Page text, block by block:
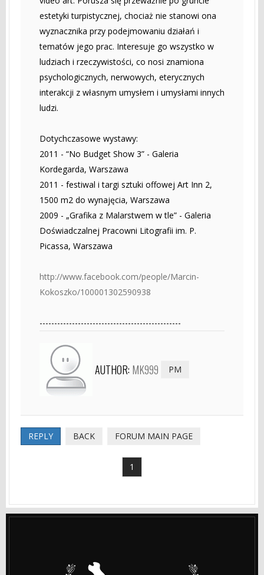
estetyki turpistycznej, chociaż nie stanowi ona
wyznacznika przy podejmowaniu działań i
tematów jego prac. Interesuje go wszystko w
ludziach i rzeczywistości, co nosi znamiona
psychologicznych, nerwowych, eterycznych
interakcji z własnym umysłem i umysłami innych
ludzi.
Dotychczasowe wystawy:
2011 - “No Budget Show 3” - Galeria
Kordegarda, Warszawa
2011 - festiwal i targi sztuki offowej Art Inn 2,
1500 m2 do wynajęcia, Warszawa
2009 - „Grafika z Malarstwem w tle” - Galeria
Doświadczalnej Pracowni Litografii im. P.
Picassa, Warszawa
http://www.facebook.com/people/Marcin-
Kokoszko/100001302590938
------------------------------------------------
AUTHOR: MK999 PM
REPLY BACK FORUM MAIN PAGE
1